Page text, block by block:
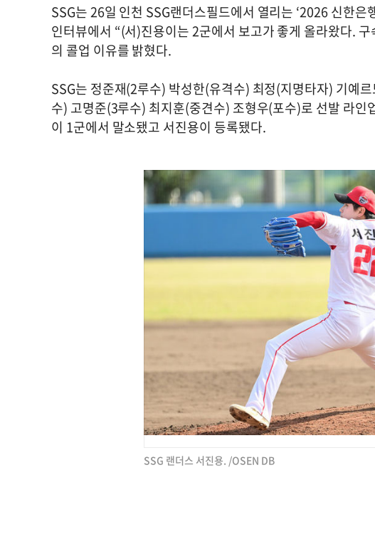
SSG는 26일 인천 SSG랜더스필드에서 열리는 ‘2026 신한
인터뷰에서 “(서)진용이는 2군에서 보고가 좋게 올라왔다.
의 콜업 이유를 밝혔다.
SSG는 정준재(2루수) 박성한(유격수) 최정(지명타자) 기예
수) 고명준(3루수) 최지훈(중견수) 조형우(포수)로 선발 라
이 1군에서 말소됐고 서진용이 등록됐다.
SSG 랜더스 서진용. /OSEN DB